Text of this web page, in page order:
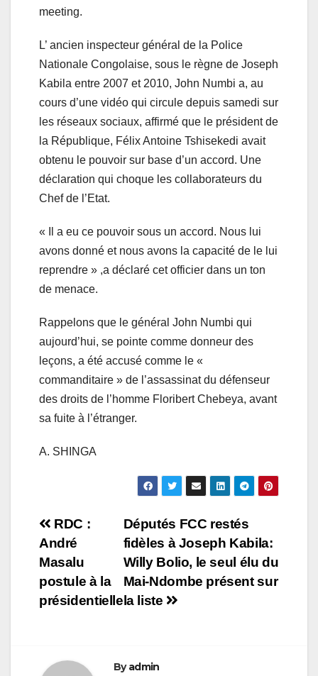
meeting.
L’ ancien inspecteur général de la Police
Nationale Congolaise, sous le règne de Joseph
Kabila entre 2007 et 2010, John Numbi a, au
cours d’une vidéo qui circule depuis samedi sur
les réseaux sociaux, affirmé que le président de
la République, Félix Antoine Tshisekedi avait
obtenu le pouvoir sur base d’un accord. Une
déclaration qui choque les collaborateurs du
Chef de l’Etat.
« Il a eu ce pouvoir sous un accord. Nous lui
avons donné et nous avons la capacité de le lui
reprendre » ,a déclaré cet officier dans un ton
de menace.
Rappelons que le général John Numbi qui
aujourd’hui, se pointe comme donneur des
leçons, a été accusé comme le «
commanditaire » de l’assassinat du défenseur
des droits de l’homme Floribert Chebeya, avant
sa fuite à l’étranger.
A. SHINGA
Navigation
de
l’article
Députés FCC restés
fidèles à Joseph Kabila:
Willy Bolio, le seul élu du
Mai-Ndombe présent sur
la liste
RDC :
André
Masalu
postule à la
présidentielle
Byadmin